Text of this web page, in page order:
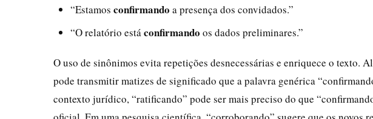
“Estamos confirmando a presença dos convidados.”
“O relatório está confirmando os dados preliminares.”
O uso de sinônimos evita repetições desnecessárias e enriquece o texto.
pode transmitir matizes de significado que a palavra genérica
contexto jurídico, “ratificando” pode ser mais preciso do que